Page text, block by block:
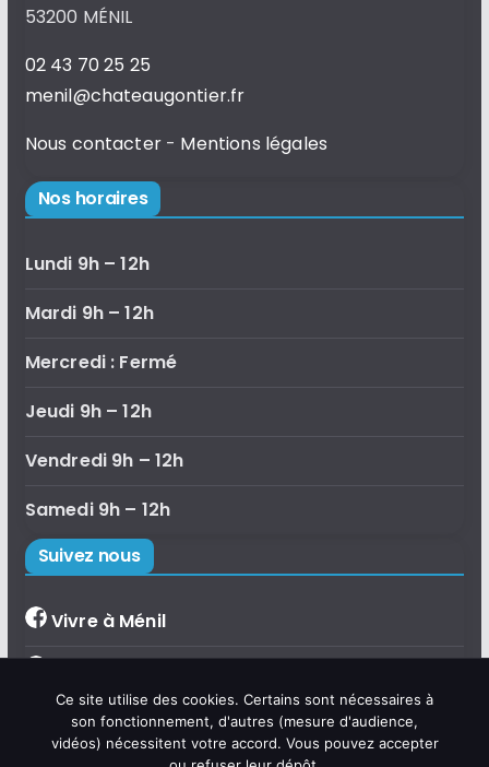
53200 MÉNIL
02 43 70 25 25
menil@chateaugontier.fr
Nous contacter- Mentions légales
Nos horaires
Lundi 9h – 12h
Mardi 9h – 12h
Mercredi : Fermé
Jeudi 9h – 12h
Vendredi 9h – 12h
Samedi 9h – 12h
Suivez nous
Vivre à Ménil
Accueil de loisirs
Bonjour, je suis Émilie, l'assistante
virtuelle de la commune de Ménil.
Posez-moi vos questions sur la vie
Ce site utilise des cookies. Certains sont nécessaires à
son fonctionnement, d'autres (mesure d'audience,
vidéos) nécessitent votre accord. Vous pouvez accepter